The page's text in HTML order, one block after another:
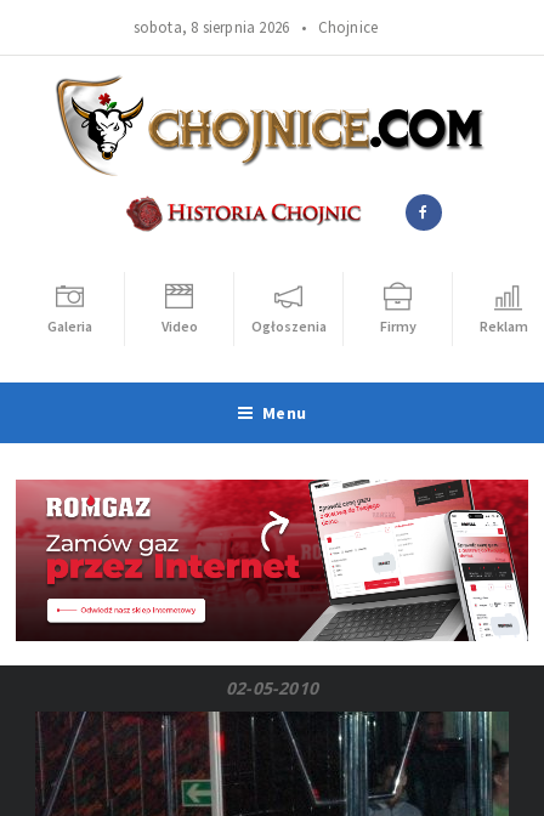
sobota, 8 sierpnia 2026 • Chojnice
Galeria Video Ogłoszenia Firmy Reklama
Menu
02-05-2010